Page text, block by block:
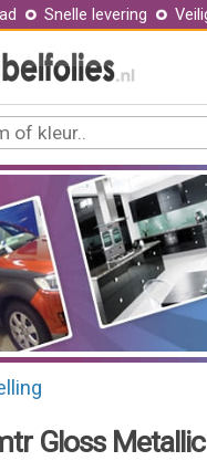
Snelle levering
Gloss